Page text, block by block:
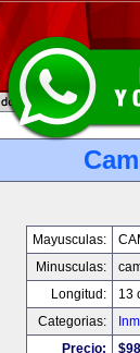
Mayusculas:
Minusculas:
Longitud:
13
Categorias:
Precio: